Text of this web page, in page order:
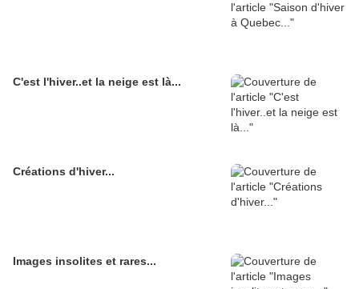
C'est l'hiver..et la neige est là...
Créations d'hiver...
Images insolites et rares...